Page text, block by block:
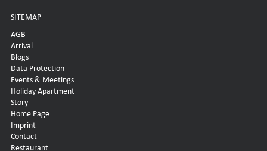
SITEMAP
AGB
Arrival
Blogs
Data Protection
Events & Meetings
Holiday Apartment
Story
Home Page
Imprint
Contact
Restaurant